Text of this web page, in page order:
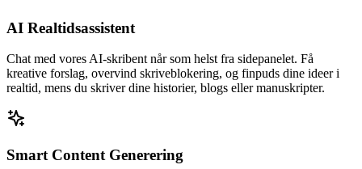
AI Realtidsassistent
Chat med vores AI-skribent når som helst fra sidepanelet. Få
kreative forslag, overvind skriveblokering, og finpuds dine ideer i
realtid, mens du skriver dine historier, blogs eller manuskripter.
Smart Content Generering